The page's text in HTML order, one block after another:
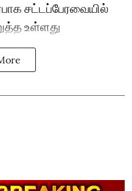
சட்டப்பேரவையில்
உள்ளது